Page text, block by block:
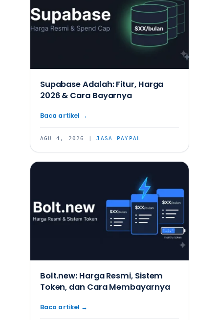
Supabase Adalah: Fitur, Harga
2026 & Cara Bayarnya
AGU 4, 2026 |JASA PAYPAL
Bolt.new: Harga Resmi, Sistem
Token, dan Cara Membayarnya